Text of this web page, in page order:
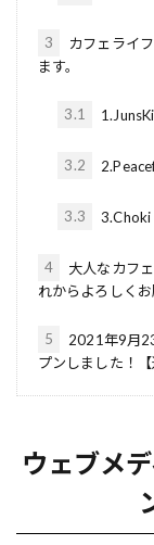
3
カフェライ
ます。
3.1
3.2
3.3 3.Choki
4
大人なカフ
れからよろしくお
5
2021年9月
プンしました！【
ウェブメ